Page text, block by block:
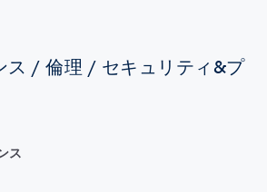
ス / 倫理 / セキュリティ&プ
ス